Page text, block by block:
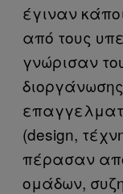
έγιναν
από τους
γνώρισαν
(design,
πέρασαν
ομάδων,